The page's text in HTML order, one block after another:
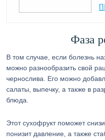
Фаза
В том случае, если болезнь
можно разнообразить свой
чернослива. Его можно
салаты, выпечку, а также в
блюда.
Этот сухофрукт поможет
понизит давление, а также